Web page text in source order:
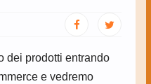
dei prodotti entrando
e vedremo